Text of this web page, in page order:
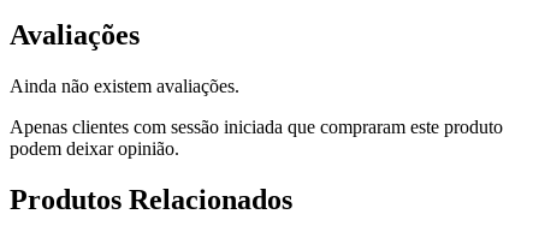
Avaliações
Ainda não existem avaliações.
Apenas clientes com sessão iniciada que compraram este produto
podem deixar opinião.
Produtos Relacionados